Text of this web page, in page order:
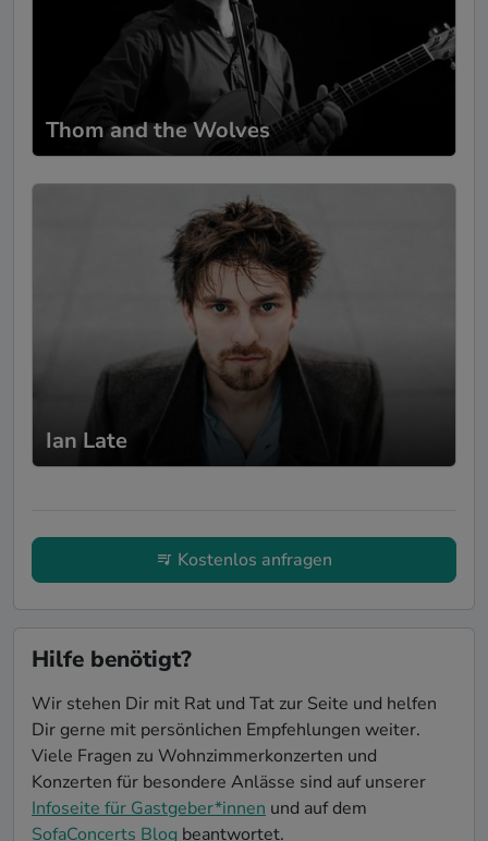
Thom and the Wolves
Ian Late
Kostenlos anfragen
Hilfe benötigt?
Wir stehen Dir mit Rat und Tat zur Seite und helfen
Dir gerne mit persönlichen Empfehlungen weiter.
Viele Fragen zu Wohnzimmerkonzerten und
Konzerten für besondere Anlässe sind auf unserer
Infoseite für Gastgeber*innen und auf dem
SofaConcerts Blog beantwortet.